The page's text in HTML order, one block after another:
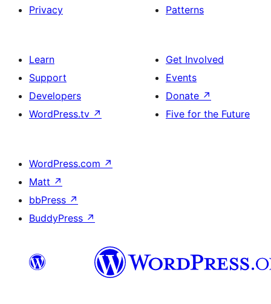
Privacy
Patterns
Learn
Support
Developers
WordPress.tv ↗
Get Involved
Events
Donate ↗
Five for the Future
WordPress.com ↗
Matt ↗
bbPress ↗
BuddyPress ↗